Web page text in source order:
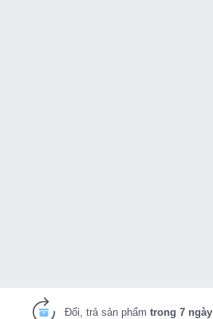
Đổi, trả sản phẩmtrong 7 ngày